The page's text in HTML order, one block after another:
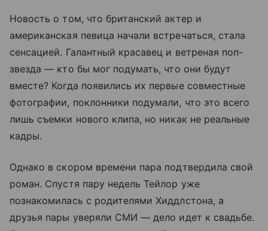
Новость о том, что британский актер и
американская певица начали встречаться, стала
сенсацией. Галантный красавец и ветреная поп-
звезда — кто бы мог подумать, что они будут
вместе? Когда появились их первые совместные
фотографии, поклонники подумали, что это всего
лишь съемки нового клипа, но никак не реальные
кадры.
Однако в скором времени пара подтвердила свой
роман. Спустя пару недель Тейлор уже
познакомилась с родителями Хиддлстона, а
друзья пары уверяли СМИ — дело идет к свадьбе.